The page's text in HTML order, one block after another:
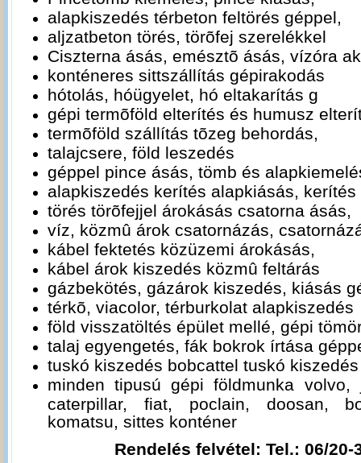
alapkiszedés térbeton feltörés géppel,
aljzatbeton törés, törõfej szerelékkel
Ciszterna ásás, emésztõ ásás, vízóra
konténeres sittszállítás gépirakodás
hótolás, hóügyelet, hó eltakarítás g
gépi termõföld elterítés és humusz
termõföld szállítás tõzeg behordás,
talajcsere, föld leszedés
géppel pince ásás, tömb és
alapkiszedés kerítés alapkiásás, kerítés
törés törõfejjel árokásás csatorna ásás,
víz, közmû árok csatornázás,
kábel fektetés közüzemi árokásás,
kábel árok kiszedés közmû feltárás
gázbekötés, gázárok kiszedés, kiásás
térkõ, viacolor, térburkolat alapkiszedés
föld visszatöltés épület mellé, gépi
talaj egyengetés, fák bokrok írtása
tuskó kiszedés bobcattel tuskó
minden tipusú gépi földmunka volvo,
caterpillar, fiat, poclain, doosan,
komatsu, sittes konténer
Rendelés felvétel: Tel.: 06/20-